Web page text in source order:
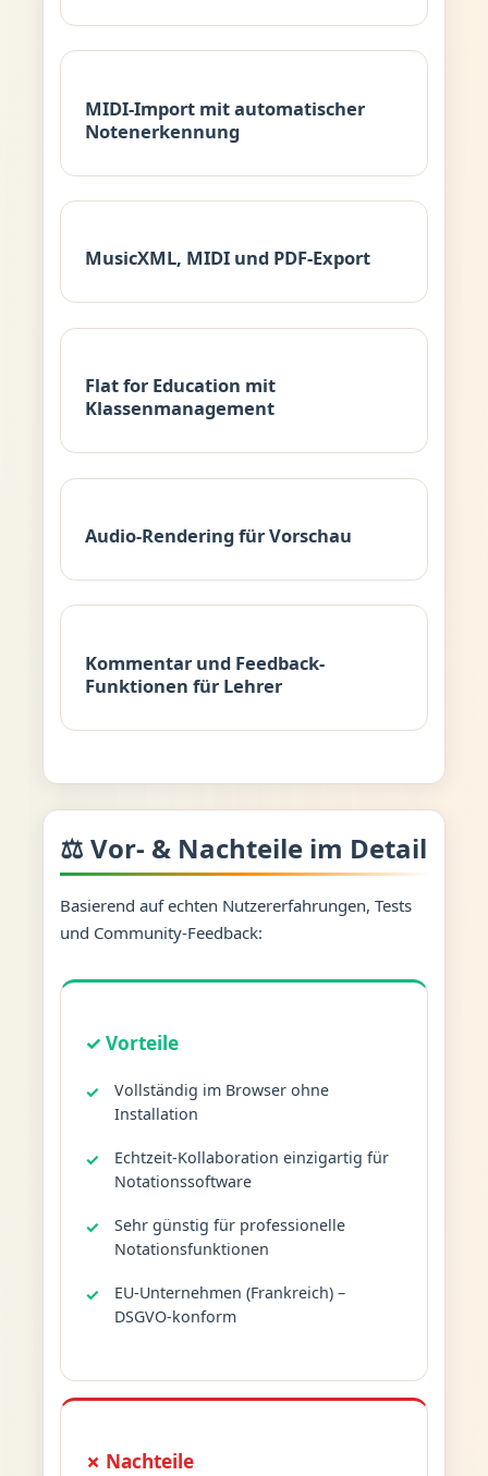
MIDI-Import mit automatischer
Notenerkennung
MusicXML, MIDI und PDF-Export
Flat for Education mit
Klassenmanagement
Audio-Rendering für Vorschau
Kommentar und Feedback-
Funktionen für Lehrer
⚖️ Vor- & Nachteile im Detail
Basierend auf echten Nutzererfahrungen, Tests
und Community-Feedback:
✓ Vorteile
Vollständig im Browser ohne
Installation
Echtzeit-Kollaboration einzigartig für
Notationssoftware
Sehr günstig für professionelle
Notationsfunktionen
EU-Unternehmen (Frankreich) –
DSGVO-konform
✗ Nachteile